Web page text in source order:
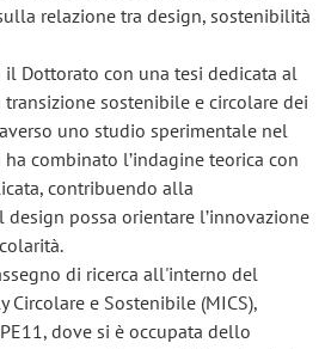
relazione tra design, sostenibilità
Dottorato con una tesi dedicata al
sostenibile e circolare dei
uno studio sperimentale nel
ha combinato l’indagine teorica con
contribuendo alla
possa orientare l’innovazione
di ricerca all'interno del
Circolare e Sostenibile (MICS),
dove si è occupata dello